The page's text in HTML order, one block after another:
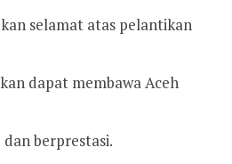
selamat atas pelantikan
dapat membawa Aceh
berprestasi.